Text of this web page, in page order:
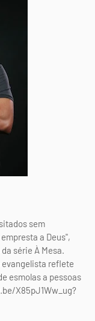
sem
a Deus",
série À Mesa.
evangelista reflete
esmolas a pessoas
X85pJ1Ww_ug?